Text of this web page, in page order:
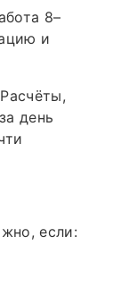
8–
и
день
если: